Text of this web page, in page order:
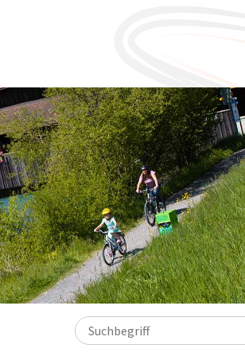
Suchbegriff